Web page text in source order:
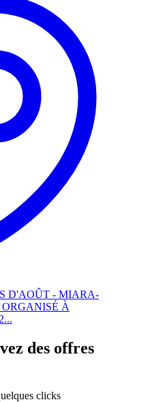
D'AOÛT - MIARA-
À
des offres
clicks